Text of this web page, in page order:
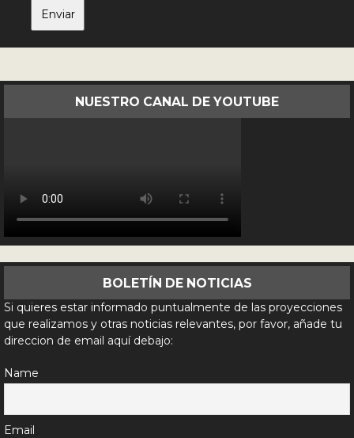
NUESTRO CANAL DE YOUTUBE
BOLETÍN DE NOTICIAS
Si quieres estar informado puntualmente de las proyecciones
que realizamos y otras noticias relevantes, por favor, añade tu
direccion de email aquí debajo:
Name
Email